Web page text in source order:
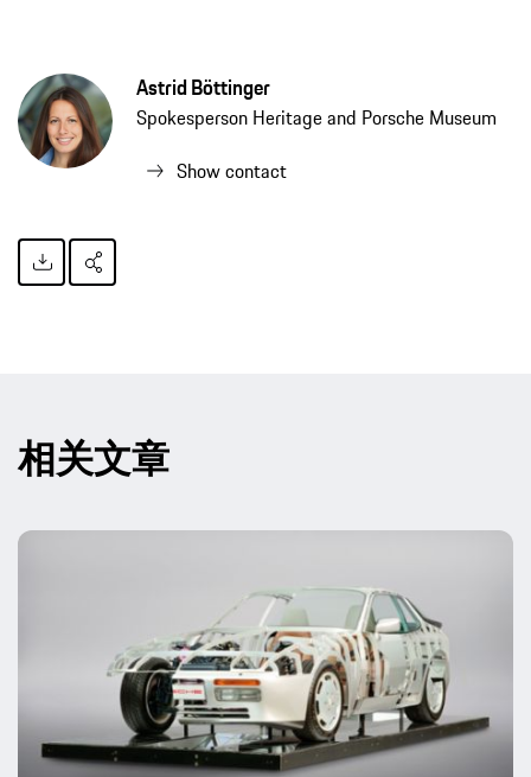
Astrid Böttinger
Spokesperson Heritage and Porsche Museum
Show contact
相关文章